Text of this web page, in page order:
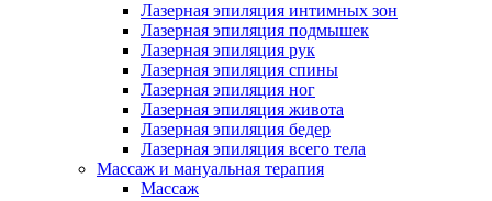
Лазерная эпиляция интимных зон
Лазерная эпиляция подмышек
Лазерная эпиляция рук
Лазерная эпиляция спины
Лазерная эпиляция ног
Лазерная эпиляция живота
Лазерная эпиляция бедер
Лазерная эпиляция всего тела
Массаж и мануальная терапия
Массаж